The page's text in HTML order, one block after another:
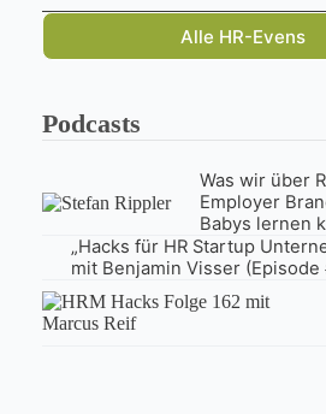
Alle HR-Evens
Podcasts
Was wir über
Employer
Babys lernen
Stefan Rippler
147)
„Hacks für HR Startup
mit Benjamin Visser (Episode